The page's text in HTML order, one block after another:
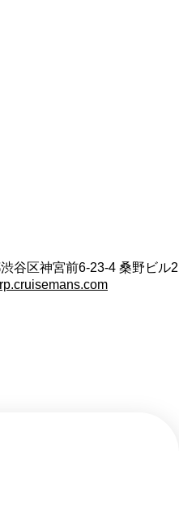
谷区神宮前6-23-4 桑野ビル2